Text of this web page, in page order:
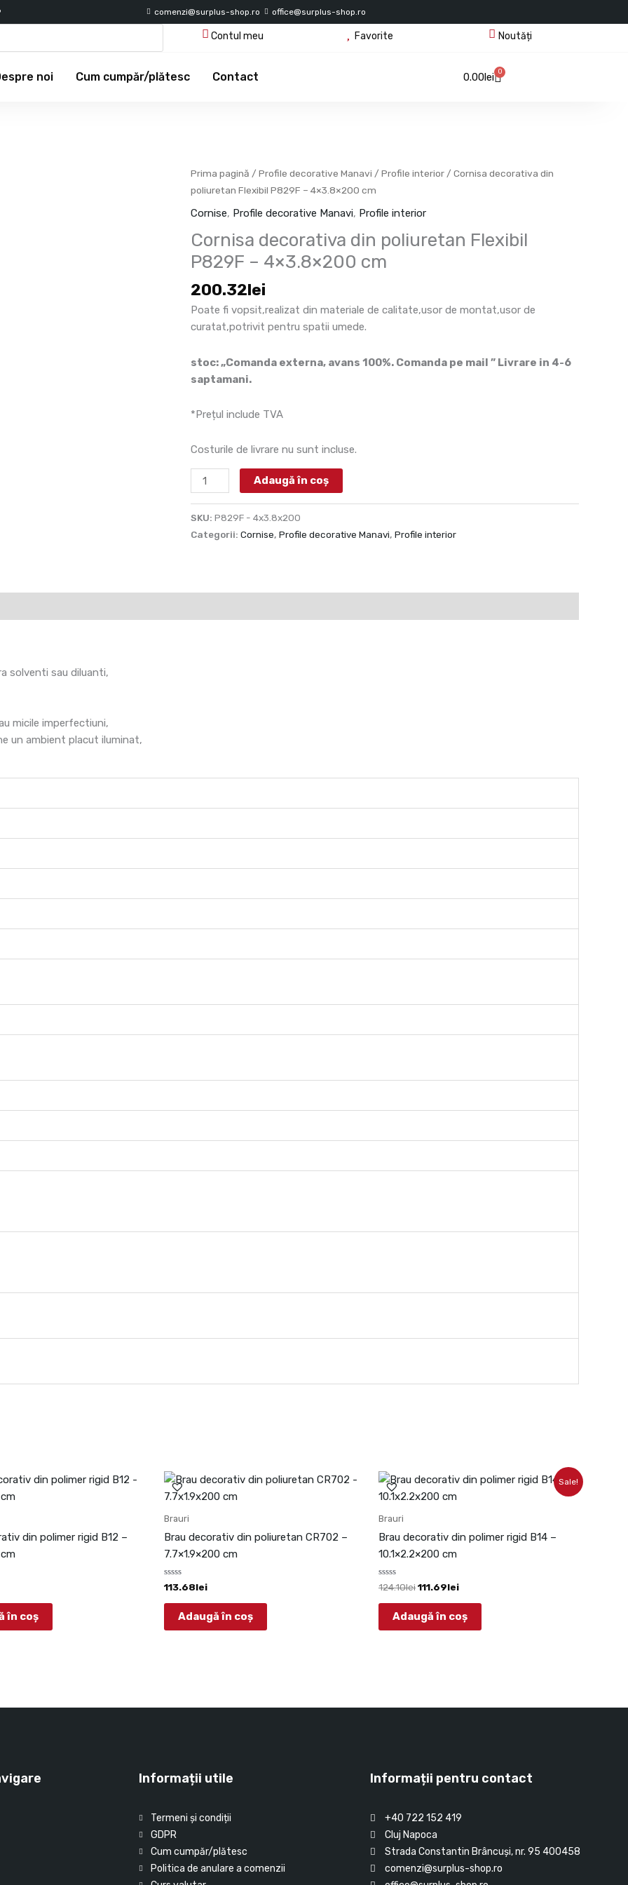
comenzi@surplus-shop.ro office@surplus-shop.ro
Contul meu Favorite Noutăți
noi Cum cumpăr/plătesc Contact 0.00lei 0
Cart
Prima pagină /Profile decorative Manavi /Profile interior / Cornisa decorativa din
poliuretan Flexibil P829F – 4×3.8×200 cm
Cornise, Profile decorative Manavi, Profile interior
Cornisa decorativa din poliuretan Flexibil
P829F – 4×3.8×200 cm
200.32lei
Poate fi vopsit,realizat din materiale de calitate,usor de montat,usor de
curatat,potrivit pentru spatii umede.
stoc: „Comanda externa, avans 100%. Comanda pe mail ” Livrare in 4-6
saptamani.
*Prețul include TVA
Costurile de livrare nu sunt incluse.
Cantitate
Cornisa
decorativa
poliuretan
Flexibil
-
4x3.8x200
cm
Adaugă în coș
SKU:P829F - 4x3.8x200
Categorii:Cornise,Profile decorative Manavi,Profile interior
solventi sau diluanti,
micile imperfectiuni,
un ambient placut iluminat,
din polimer rigid B12 –
în coș
Brauri
Brau decorativ din poliuretan CR702 –
7.7×1.9×200 cm
Evaluat
la
0
113.68lei
Adaugă în coș
Sale!
Brauri
Brau decorativ din polimer rigid B14 –
10.1×2.2×200 cm
Evaluat
la
0
124.10lei
Prețul
a
111.69lei
Prețul
curent
Adaugă în coș
Informații utile
Termeni și condiții
GDPR
Cum cumpăr/plătesc
Politica de anulare a comenzii
Informații pentru contact
+40 722 152 419
Cluj Napoca
Strada Constantin Brâncuşi, nr. 95 400458
comenzi@surplus-shop.ro